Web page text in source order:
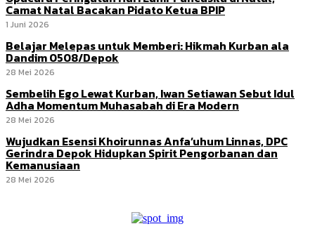
Camat Natal Bacakan Pidato Ketua BPIP
1 Juni 2026
Belajar Melepas untuk Memberi: Hikmah Kurban ala
Dandim 0508/Depok
28 Mei 2026
Sembelih Ego Lewat Kurban, Iwan Setiawan Sebut Idul
Adha Momentum Muhasabah di Era Modern
28 Mei 2026
Wujudkan Esensi Khoirunnas Anfa’uhum Linnas, DPC
Gerindra Depok Hidupkan Spirit Pengorbanan dan
Kemanusiaan
28 Mei 2026